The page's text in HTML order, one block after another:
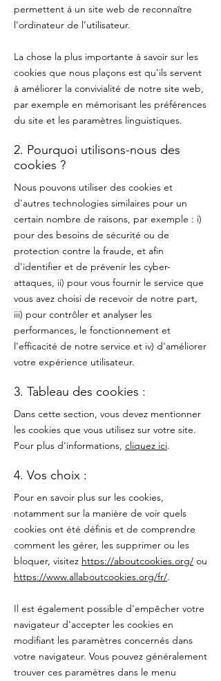
permettent à un site web de reconnaître
l'ordinateur de l’utilisateur.
La chose la plus importante à savoir sur les
cookies que nous plaçons est qu'ils servent
à améliorer la convivialité de notre site web,
par exemple en mémorisant les préférences
du site et les paramètres linguistiques.
2. Pourquoi utilisons-nous des
cookies ?
Nous pouvons utiliser des cookies et
d'autres technologies similaires pour un
certain nombre de raisons, par exemple : i)
pour des besoins de sécurité ou de
protection contre la fraude, et afin
d'identifier et de prévenir les cyber-
attaques, ii) pour vous fournir le service que
vous avez choisi de recevoir de notre part,
iii) pour contrôler et analyser les
performances, le fonctionnement et
l'efficacité de notre service et iv) d'améliorer
votre expérience utilisateur.
3. Tableau des cookies :
Dans cette section, vous devez mentionner
les cookies que vous utilisez sur votre site.
Pour plus d'informations, cliquez ici.
4. Vos choix :
Pour en savoir plus sur les cookies,
notamment sur la manière de voir quels
cookies ont été définis et de comprendre
comment les gérer, les supprimer ou les
bloquer, visitez https://aboutcookies.org/ ou
https://www.allaboutcookies.org/fr/.
Il est également possible d'empêcher votre
navigateur d'accepter les cookies en
modifiant les paramètres concernés dans
votre navigateur. Vous pouvez généralement
trouver ces paramètres dans le menu